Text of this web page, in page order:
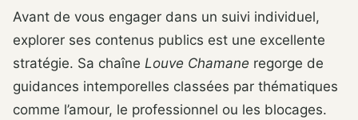
Avant de vous engager dans un suivi individuel,
explorer ses contenus publics est une excellente
stratégie. Sa chaîne Louve Chamane regorge de
guidances intemporelles classées par thématiques
comme l’amour, le professionnel ou les blocages.